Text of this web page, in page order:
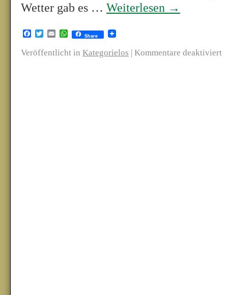
Wetter gab es … Weiterlesen →
Facebook
TwitterEmailWhatsApp
Share
Veröffentlicht in Kategorielos | Kommentare deaktiviert